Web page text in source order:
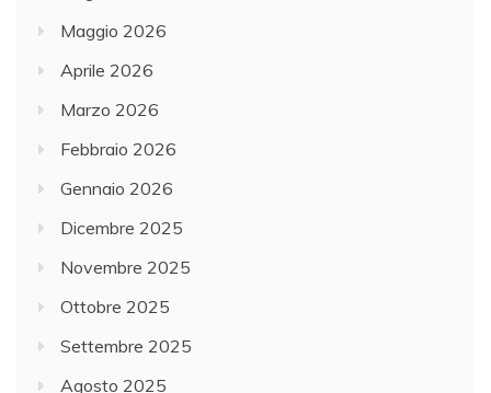
Maggio 2026
Aprile 2026
Marzo 2026
Febbraio 2026
Gennaio 2026
Dicembre 2025
Novembre 2025
Ottobre 2025
Settembre 2025
Agosto 2025